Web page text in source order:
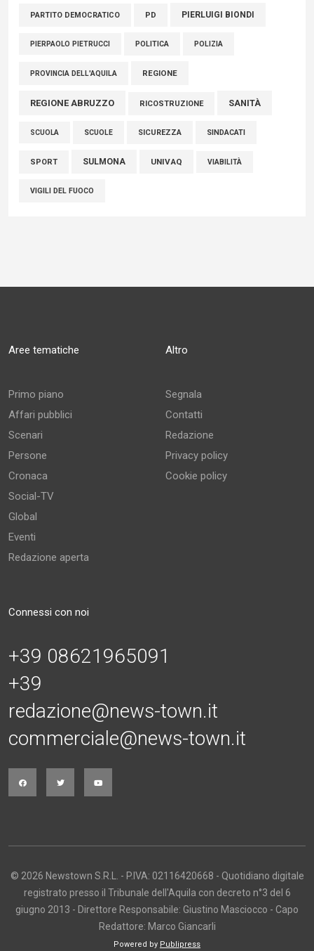
PARTITO DEMOCRATICO PD PIERLUIGI BIONDI
PIERPAOLO PIETRUCCI POLITICA POLIZIA
PROVINCIA DELL'AQUILA REGIONE
REGIONE ABRUZZO RICOSTRUZIONE SANITÀ
SCUOLA SCUOLE SICUREZZA SINDACATI
SPORT SULMONA UNIVAQ VIABILITÀ
VIGILI DEL FUOCO
Aree tematiche
Primo piano
Affari pubblici
Scenari
Persone
Cronaca
Social-TV
Global
Eventi
Redazione aperta
Altro
Segnala
Contatti
Redazione
Privacy policy
Cookie policy
Connessi con noi
+39 08621965091
+39
redazione@news-town.it
commerciale@news-town.it
© 2026 Newstown S.R.L. - P.IVA: 02116420668 - Quotidiano digitale
registrato presso il Tribunale dell'Aquila con decreto n°3 del 6
giugno 2013 - Direttore Responsabile: Giustino Masciocco - Capo
Redattore: Marco Giancarli
Powered by Publipress